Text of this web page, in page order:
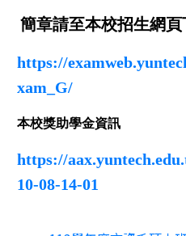
簡章請至本校招生網頁
https://
xam_G/
本校獎助學金資訊
https://
10-08-14-01